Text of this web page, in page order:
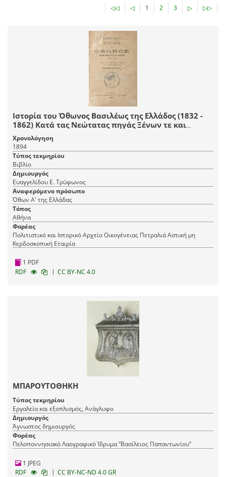
◁◁ ◁ 1 2 3 ▷ ▷▷
Ιστορία του Όθωνος Βασιλέως της Ελλάδος (1832 -
1862) Κατά τας Νεώτατας πηγάς Ξένων τε και
Ημετέρων Ιστορικών, Έκδοσις Δευτέρα
Χρονολόγηση
1894
Τύπος τεκμηρίου
Βιβλίο
Δημιουργός
Ευαγγελίδου Ε. Τρύφωνος
Αναφερόμενο πρόσωπο
Όθων Α' της Ελλάδας
Τόπος
Αθήνα
Φορέας
Πολιτιστικό και Ιστορικό Αρχείο Οικογένειας Πετραλιά Αστική μη
Κερδοσκοπική Εταιρία
1 PDF
RDF
| CC BY-NC 4.0
ΜΠΑΡΟΥΤΟΘΗΚΗ
Τύπος τεκμηρίου
Εργαλεία και εξοπλισμός, Ανάγλυφο
Δημιουργός
Άγνωστος δημιουργός
Φορέας
Πελοποννησιακό Λαογραφικό Ίδρυμα “Βασίλειος Παπαντωνίου”
1 JPEG
RDF
| CC BY-NC-ND 4.0 GR